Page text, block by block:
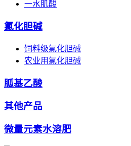
一水肌酸
氯化胆碱
饲料级氯化胆碱
农业用氯化胆碱
胍基乙酸
其他产品
微量元素水溶肥